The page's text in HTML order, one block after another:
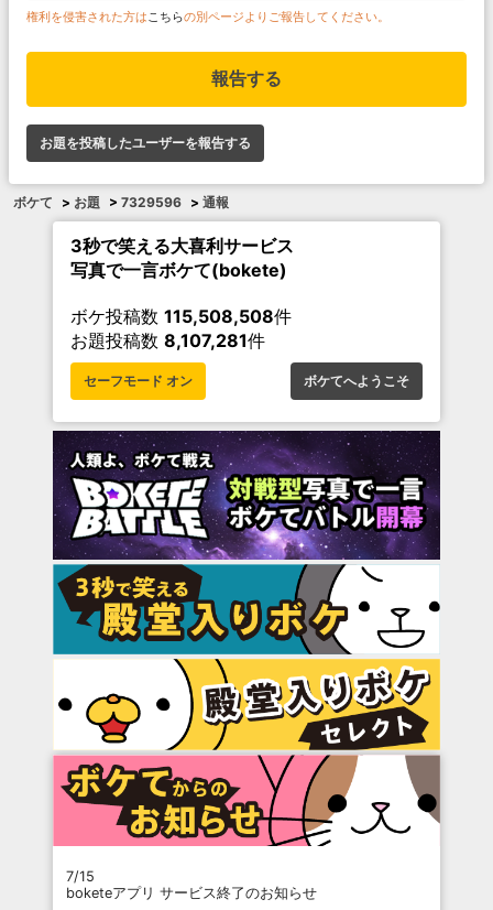
権利を侵害された方は こちらの別ページよりご報告してください。
報告する
お題を投稿したユーザーを報告する
ボケて > お題 > 7329596 > 通報
3秒で笑える大喜利サービス
写真で一言ボケて(bokete)
ボケ投稿数 115,508,508件
お題投稿数 8,107,281件
セーフモード オン ボケてへようこそ
7/15
boketeアプリ サービス終了のお知らせ